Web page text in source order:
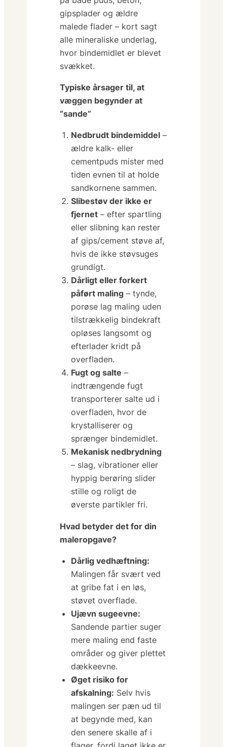
gipsplader og ældre
malede flader – kort sagt
alle mineraliske underlag,
hvor bindemidlet er blevet
svækket.
Typiske årsager til, at
væggen begynder at
“sande”
Nedbrudt bindemiddel –
ældre kalk- eller
cementpuds mister med
tiden evnen til at holde
sandkornene sammen.
Slibestøv der ikke er
fjernet – efter spartling
eller slibning kan rester
af gips/cement støve af,
hvis de ikke støvsuges
grundigt.
Dårligt eller forkert
påført maling – tynde,
porøse lag maling uden
tilstrækkelig bindekraft
opløses langsomt og
efterlader kridt på
overfladen.
Fugt og salte –
indtrængende fugt
transporterer salte ud i
overfladen, hvor de
krystalliserer og
sprænger bindemidlet.
Mekanisk nedbrydning
– slag, vibrationer eller
hyppig berøring slider
stille og roligt de
øverste partikler fri.
Hvad betyder det for din
maleropgave?
Dårlig vedhæftning:
Malingen får svært ved
at gribe fat i en løs,
støvet overflade.
Ujævn sugeevne:
Sandende partier suger
mere maling end faste
områder og giver plettet
dækkeevne.
Øget risiko for
afskalning: Selv hvis
malingen ser pæn ud til
at begynde med, kan
den senere skalle af i